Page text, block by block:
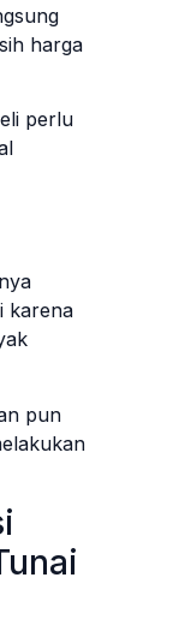
harga
perlu
karena
pun